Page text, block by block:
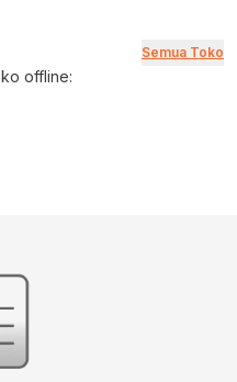
Semua Toko
offline: